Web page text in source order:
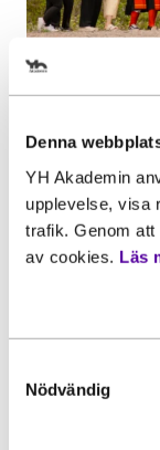
Denna
YH Akademin
upplevelse, visa
trafik. Genom
av cookies. Läs
Nödvändig
Inspiration,
Examen
Efter två
för de...
Välj
Gör
mer
måste ha